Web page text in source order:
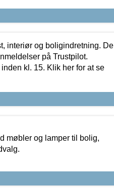
interiør og boligindretning. De
på Trustpilot.
kl. 15. Klik her for at se
møbler og lamper til bolig,